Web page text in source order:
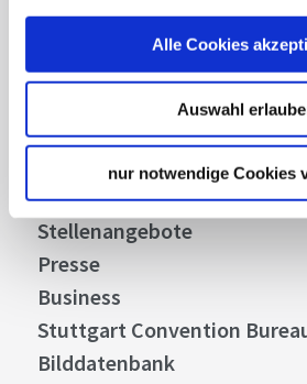
Alle Cookies
Auswahl
nur notwendige Cookies
Abonnieren
Über uns
Stellenangebote
Presse
Business
Stuttgart Convention
Bilddatenbank